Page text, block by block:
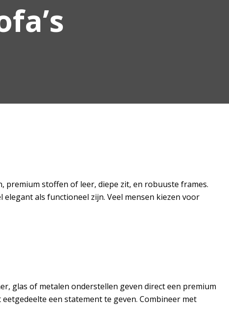
premium stoffen of leer, diepe zit, en robuuste frames.
als functioneel zijn. Veel mensen kiezen voor
glas of metalen onderstellen geven direct een premium
een statement te geven. Combineer met